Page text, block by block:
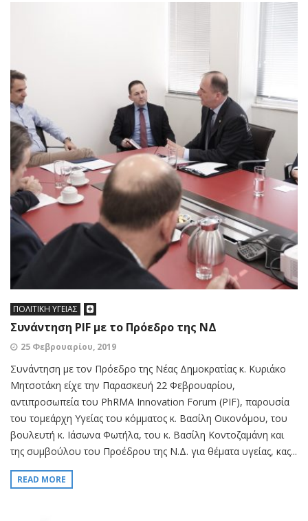
ΠΟΛΙΤΙΚΗ ΥΓΕΙΑΣ
Συνάντηση PIF με το Πρόεδρο της ΝΔ
25 Φεβρουαρίου, 2019
Συνάντηση με τον Πρόεδρο της Νέας Δημοκρατίας κ. Κυριάκο
Μητσοτάκη είχε την Παρασκευή 22 Φεβρουαρίου,
αντιπροσωπεία του PhRMA Innovation Forum (PIF), παρουσία
του τομεάρχη Υγείας του κόμματος κ. Βασίλη Οικονόμου, του
βουλευτή κ. Ιάσωνα Φωτήλα, του κ. Βασίλη Κοντοζαμάνη και
της συμβούλου του Προέδρου της Ν.Δ. για θέματα υγείας, κας...
READ MORE